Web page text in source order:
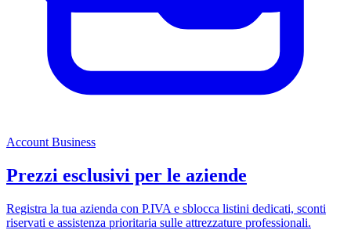
Account Business
Prezzi esclusivi per le aziende
Registra la tua azienda con P.IVA e sblocca listini dedicati, sconti
riservati e assistenza prioritaria sulle attrezzature professionali.